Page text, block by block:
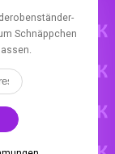
Schnäppchen